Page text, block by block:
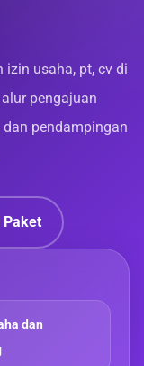
izin usaha, pt, cv di
pengajuan
pendampingan
Paket
dan